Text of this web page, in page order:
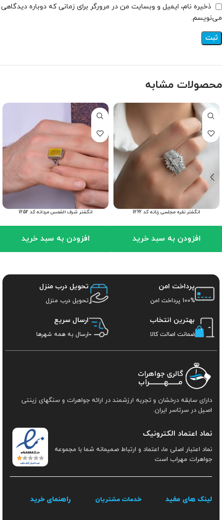
ذخیره نام، ایمیل و وبسایت من در مرورگر برای زمانی که دوباره دیدگاهی
می‌نویسم.
محصولات مشابه
انگشتر نقره مجلسی زنانه کد 1262
افزودن به سبد خرید
انگشتر شرف الشمس مردانه کد 1252
افزودن به سبد خرید
پرداخت امن
100% پرداخت امن
تحویل درب منزل
تحویل درب منزل
بهترین انتخاب
ضمانت اصالت کالا
ارسال سریع
ارسال به همه شهرها
دارای سابقه درخشان و تجربه ارزشمند در ارائه جواهرات و سنگهای زینتی
اصیل در سرتاسر ایران.
نماد اعتماد الکترونیک
نماد اعتبار اصلی ما، اعتماد و ارتباط صمیمانه شما با مجموعه
جواهرات مهراب است
لینک های مفید خدمات مشتریان راهنمای خرید